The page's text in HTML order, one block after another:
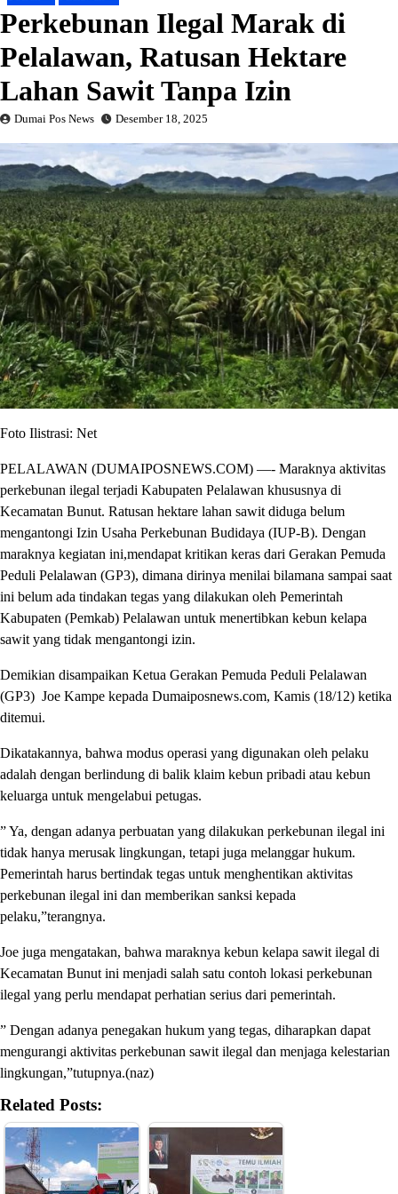
Perkebunan Ilegal Marak di
Pelalawan, Ratusan Hektare
Lahan Sawit Tanpa Izin
Dumai Pos News Desember 18, 2025
Foto Ilistrasi: Net
PELALAWAN (DUMAIPOSNEWS.COM) —- Maraknya aktivitas
perkebunan ilegal terjadi Kabupaten Pelalawan khususnya di
Kecamatan Bunut. Ratusan hektare lahan sawit diduga belum
mengantongi Izin Usaha Perkebunan Budidaya (IUP-B). Dengan
maraknya kegiatan ini,mendapat kritikan keras dari Gerakan Pemuda
Peduli Pelalawan (GP3), dimana dirinya menilai bilamana sampai saat
ini belum ada tindakan tegas yang dilakukan oleh Pemerintah
Kabupaten (Pemkab) Pelalawan untuk menertibkan kebun kelapa
sawit yang tidak mengantongi izin.
Demikian disampaikan Ketua Gerakan Pemuda Peduli Pelalawan
(GP3) Joe Kampe kepada Dumaiposnews.com, Kamis (18/12) ketika
ditemui.
Dikatakannya, bahwa modus operasi yang digunakan oleh pelaku
adalah dengan berlindung di balik klaim kebun pribadi atau kebun
keluarga untuk mengelabui petugas.
” Ya, dengan adanya perbuatan yang dilakukan perkebunan ilegal ini
tidak hanya merusak lingkungan, tetapi juga melanggar hukum.
Pemerintah harus bertindak tegas untuk menghentikan aktivitas
perkebunan ilegal ini dan memberikan sanksi kepada
pelaku,”terangnya.
Joe juga mengatakan, bahwa maraknya kebun kelapa sawit ilegal di
Kecamatan Bunut ini menjadi salah satu contoh lokasi perkebunan
ilegal yang perlu mendapat perhatian serius dari pemerintah.
” Dengan adanya penegakan hukum yang tegas, diharapkan dapat
mengurangi aktivitas perkebunan sawit ilegal dan menjaga kelestarian
lingkungan,”tutupnya.(naz)
Related Posts: